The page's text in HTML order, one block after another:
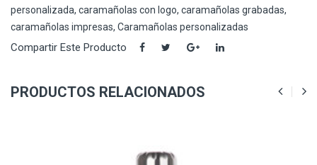
personalizada, caramañolas con logo, caramañolas grabadas,
caramañolas impresas, Caramañolas personalizadas
Compartir Este Producto
PRODUCTOS RELACIONADOS